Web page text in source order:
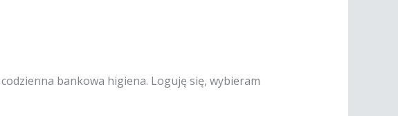
bankowa higiena. Loguję się, wybieram